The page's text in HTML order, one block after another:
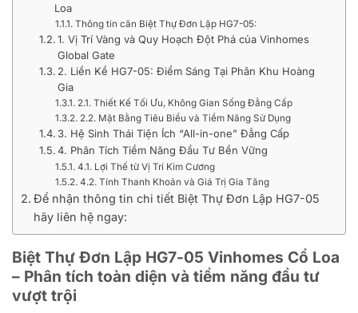
Loa
Thông tin căn Biệt Thự Đơn Lập HG7-05:
1. Vị Trí Vàng và Quy Hoạch Đột Phá của Vinhomes
Global Gate
2. Liền Kề HG7-05: Điểm Sáng Tại Phân Khu Hoàng
Gia
2.1. Thiết Kế Tối Ưu, Không Gian Sống Đẳng Cấp
2.2. Mặt Bằng Tiêu Biểu và Tiềm Năng Sử Dụng
3. Hệ Sinh Thái Tiện Ích “All-in-one” Đẳng Cấp
4. Phân Tích Tiềm Năng Đầu Tư Bền Vững
4.1. Lợi Thế từ Vị Trí Kim Cương
4.2. Tính Thanh Khoản và Giá Trị Gia Tăng
Để nhận thông tin chi tiết Biệt Thự Đơn Lập HG7-05
hãy liên hệ ngay:
Biệt Thự Đơn Lập HG7-05 Vinhomes Cổ Loa
– Phân tích toàn diện và tiềm năng đầu tư
vượt trội